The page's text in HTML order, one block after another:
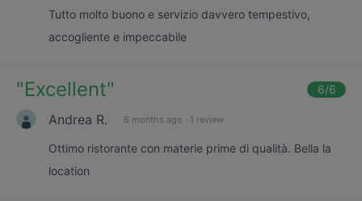
Tutto molto buono e servizio davvero tempestivo,
accogliente e impeccabile
"Excellent" 6/6
Andrea R. 6 months ago · 1 review
Ottimo ristorante con materie prime di qualità. Bella la
location